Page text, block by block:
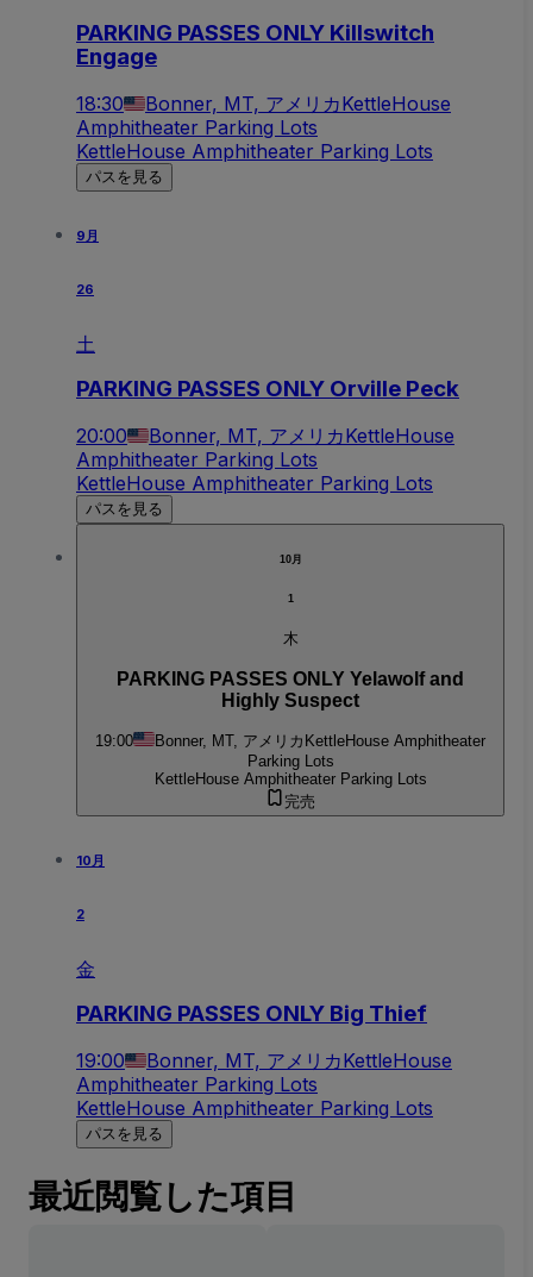
PARKING PASSES ONLY Killswitch
Engage
18:30 Bonner, MT, アメリカKettleHouse
Amphitheater Parking Lots
KettleHouse Amphitheater Parking Lots
パスを見る
9月
26
土
PARKING PASSES ONLY Orville Peck
20:00 Bonner, MT, アメリカKettleHouse
Amphitheater Parking Lots
KettleHouse Amphitheater Parking Lots
パスを見る
10月
1
木
PARKING PASSES ONLY Yelawolf and
Highly Suspect
19:00 Bonner, MT, アメリカ KettleHouse Amphitheater
Parking Lots
KettleHouse Amphitheater Parking Lots
完売
10月
2
金
PARKING PASSES ONLY Big Thief
19:00 Bonner, MT, アメリカKettleHouse
Amphitheater Parking Lots
KettleHouse Amphitheater Parking Lots
パスを見る
最近閲覧した項目